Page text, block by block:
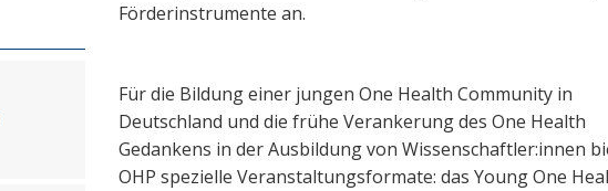
Förderinstrumente an.
Für die Bildung einer jungen One Health Community in
Deutschland und die frühe Verankerung des One Health
Gedankens in der Ausbildung von Wissenschaftler:innen
OHP spezielle Veranstaltungsformate: das Young One